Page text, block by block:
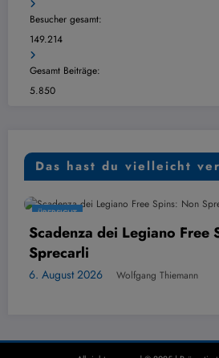
Besucher gesamt:
149.214
Gesamt Beiträge:
5.850
Das hast du vielleicht
dei Legiano Free Spins:
2026 Wolfgang Thiemann